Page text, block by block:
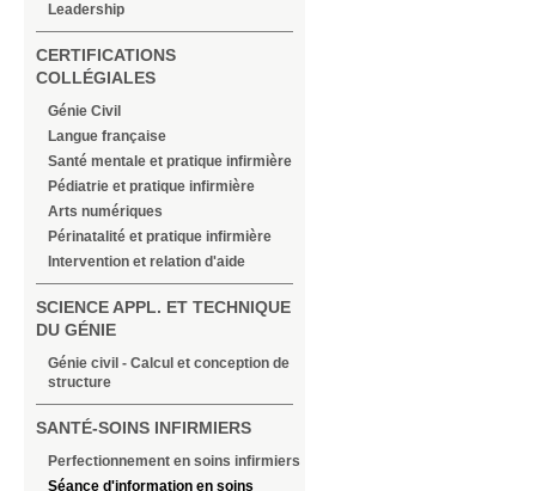
Leadership
CERTIFICATIONS
COLLÉGIALES
Génie Civil
Langue française
Santé mentale et pratique infirmière
Pédiatrie et pratique infirmière
Arts numériques
Périnatalité et pratique infirmière
Intervention et relation d'aide
SCIENCE APPL. ET TECHNIQUE
DU GÉNIE
Génie civil - Calcul et conception de
structure
SANTÉ-SOINS INFIRMIERS
Perfectionnement en soins infirmiers
Séance d'information en soins